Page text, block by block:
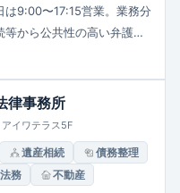
9:00〜17:15営業。業務分
から公共性の高い弁護団
爆音訴訟など、地域・社
です。
律事務所
イワテラス5F
遺産相続
債務整理
務 不動産